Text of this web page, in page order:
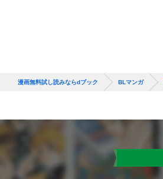
漫画無料試し読みならdブック BLマンガ